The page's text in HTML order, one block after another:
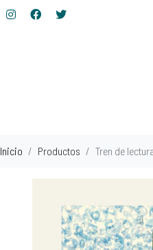
Inicio Productos Tren de